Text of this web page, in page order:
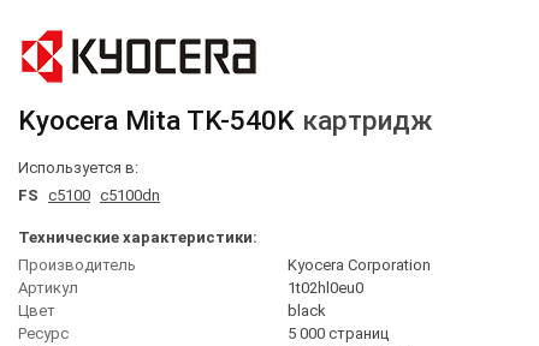
Kyocera Mita TK-540K картридж
Используется в:
FS c5100 c5100dn
Технические характеристики:
Производитель
Kyocera Corporation
Артикул
1t02hl0eu0
Цвет
black
Ресурс
5 000 страниц